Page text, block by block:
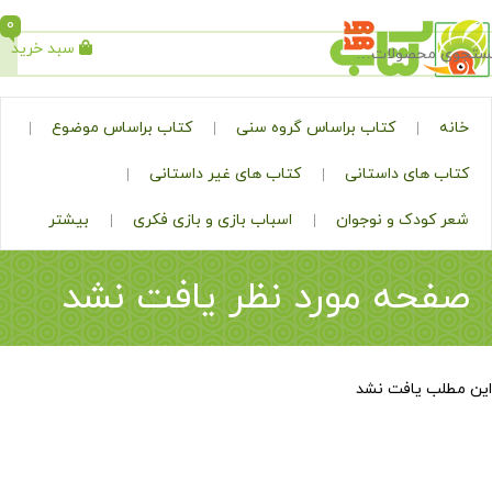
جستجو سبد خرید
0
کتاب براساس گروه سنی کتاب براساس موضوع
داستانی کتاب های غیر داستانی
و نوجوان اسباب بازی و بازی فکری بیشتر
مورد نظر یافت نشد
نشد